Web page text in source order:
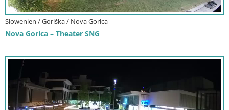
Slowenien / Goriška / Nova Gorica
Nova Gorica – Theater SNG